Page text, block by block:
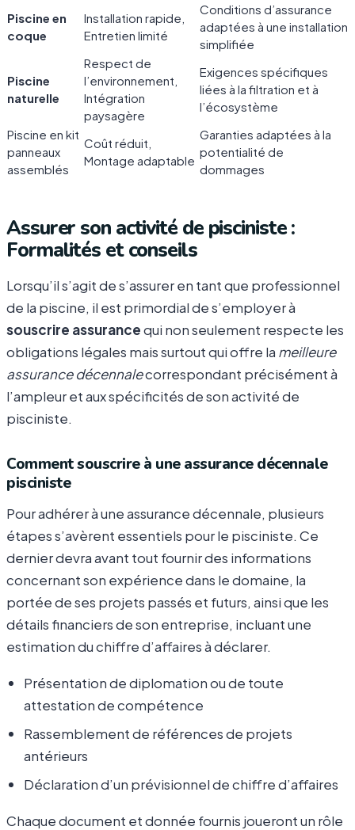
Piscine en
coque
Installation rapide,
Entretien limité
Conditions d’assurance
adaptées à une installation
simplifiée
Piscine
naturelle
Respect de
l’environnement,
Intégration
paysagère
Exigences spécifiques
liées à la filtration et à
l’écosystème
Piscine en kit
panneaux
assemblés
Coût réduit,
Montage adaptable
Garanties adaptées à la
potentialité de
dommages
Assurer son activité de pisciniste :
Formalités et conseils
Lorsqu’il s’agit de s’assurer en tant que professionnel
de la piscine, il est primordial de s’employer à
souscrire assurancequi non seulement respecte les
obligations légales mais surtout qui offre la meilleure
assurance décennalecorrespondant précisément à
l’ampleur et aux spécificités de son activité de
pisciniste.
Comment souscrire à une assurance décennale
pisciniste
Pour adhérer à une assurance décennale, plusieurs
étapes s’avèrent essentiels pour le pisciniste. Ce
dernier devra avant tout fournir des informations
concernant son expérience dans le domaine, la
portée de ses projets passés et futurs, ainsi que les
détails financiers de son entreprise, incluant une
estimation du chiffre d’affaires à déclarer.
Présentation de diplomation ou de toute
attestation de compétence
Rassemblement de références de projets
antérieurs
Déclaration d’un prévisionnel de chiffre d’affaires
Chaque document et donnée fournis joueront un rôle